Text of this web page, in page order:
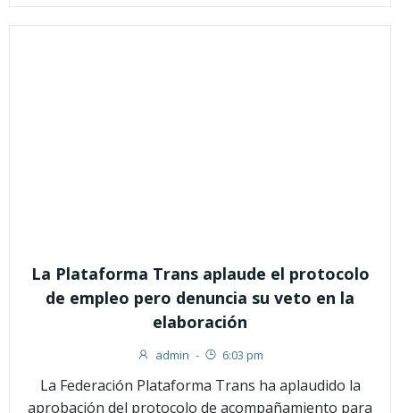
La Plataforma Trans aplaude el protocolo
de empleo pero denuncia su veto en la
elaboración
admin - 6:03 pm
La Federación Plataforma Trans ha aplaudido la
aprobación del protocolo de acompañamiento para